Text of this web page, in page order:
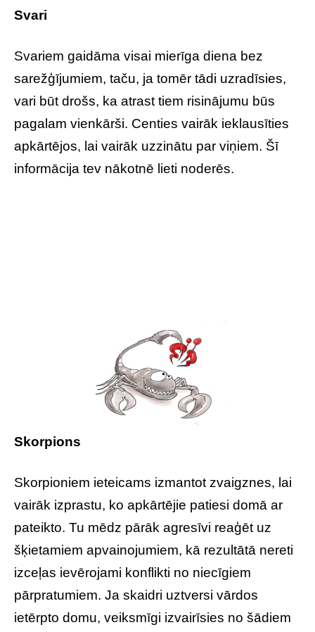
Svari
Svariem gaidāma visai mierīga diena bez
sarežģījumiem, taču, ja tomēr tādi uzradīsies,
vari būt drošs, ka atrast tiem risinājumu būs
pagalam vienkārši. Centies vairāk ieklausīties
apkārtējos, lai vairāk uzzinātu par viņiem. Šī
informācija tev nākotnē lieti noderēs.
Skorpions
Skorpioniem ieteicams izmantot zvaigznes, lai
vairāk izprastu, ko apkārtējie patiesi domā ar
pateikto. Tu mēdz pārāk agresīvi reaģēt uz
šķietamiem apvainojumiem, kā rezultātā nereti
izceļas ievērojami konflikti no niecīgiem
pārpratumiem. Ja skaidri uztversi vārdos
ietērpto domu, veiksmīgi izvairīsies no šādiem